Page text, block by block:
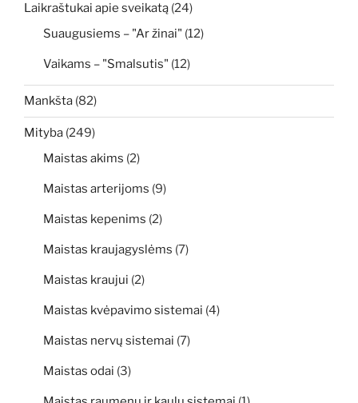
Laikraštukai apie sveikatą (24)
Suaugusiems – "Ar žinai" (12)
Vaikams – "Smalsutis" (12)
Mankšta (82)
Mityba (249)
Maistas akims (2)
Maistas arterijoms (9)
Maistas kepenims (2)
Maistas kraujagyslėms (7)
Maistas kraujui (2)
Maistas kvėpavimo sistemai (4)
Maistas nervų sistemai (7)
Maistas odai (3)